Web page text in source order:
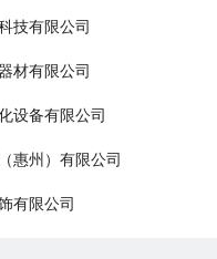
技有限公司
材有限公司
设备有限公司
惠州）有限公司
有限公司